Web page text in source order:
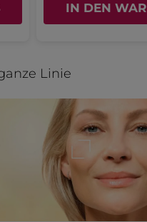
IN DEN
Linie